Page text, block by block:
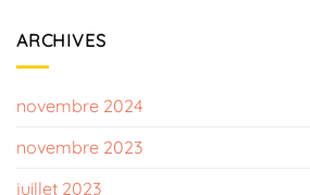
ARCHIVES
novembre 2024
novembre 2023
juillet 2023